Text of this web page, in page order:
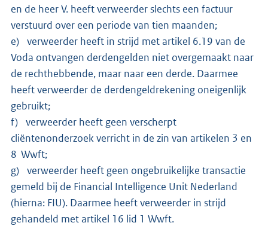
en de heer V. heeft verweerder slechts een factuur
verstuurd over een periode van tien maanden;
e) verweerder heeft in strijd met artikel 6.19 van de
Voda ontvangen derdengelden niet overgemaakt naar
de rechthebbende, maar naar een derde. Daarmee
heeft verweerder de derdengeldrekening oneigenlijk
gebruikt;
f) verweerder heeft geen verscherpt
cliëntenonderzoek verricht in de zin van artikelen 3 en
8 Wwft;
g) verweerder heeft geen ongebruikelijke transactie
gemeld bij de Financial Intelligence Unit Nederland
(hierna: FIU). Daarmee heeft verweerder in strijd
gehandeld met artikel 16 lid 1 Wwft.